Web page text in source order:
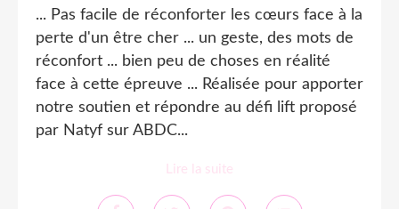
... Pas facile de réconforter les cœurs face à la
perte d'un être cher ... un geste, des mots de
réconfort ... bien peu de choses en réalité
face à cette épreuve ... Réalisée pour apporter
notre soutien et répondre au défi lift proposé
par Natyf sur ABDC...
Lire la suite